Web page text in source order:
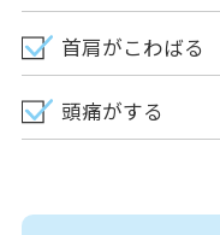
首肩がこわばる
頭痛がする